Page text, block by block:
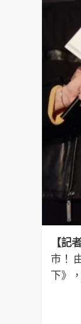
【記
市！
下》